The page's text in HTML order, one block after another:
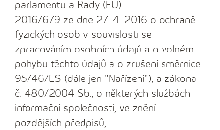
parlamentu a Rady (EU)
2016/679 ze dne 27. 4. 2016 o ochraně
fyzických osob v souvislosti se
zpracováním osobních údajů a o volném
pohybu těchto údajů a o zrušení směrnice
95/46/ES (dále jen "Nařízení"), a zákona
č. 480/2004 Sb., o některých službách
informační společnosti, ve znění
pozdějších předpisů,